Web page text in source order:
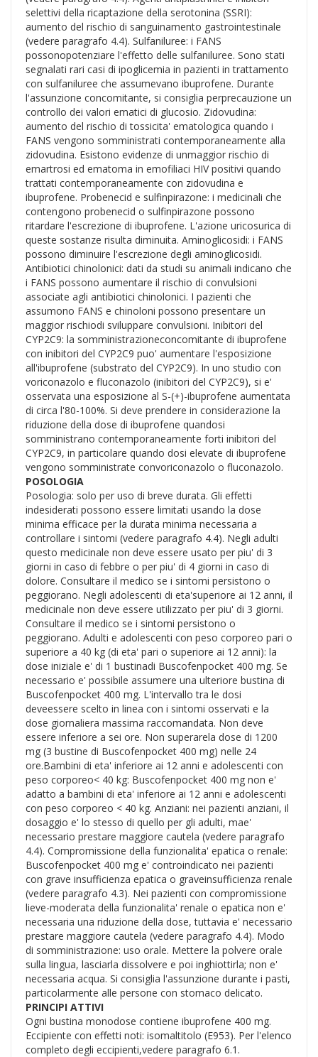
selettivi della ricaptazione della serotonina (SSRI):
aumento del rischio di sanguinamento gastrointestinale
(vedere paragrafo 4.4). Sulfaniluree: i FANS
possonopotenziare l'effetto delle sulfaniluree. Sono stati
segnalati rari casi di ipoglicemia in pazienti in trattamento
con sulfaniluree che assumevano ibuprofene. Durante
l'assunzione concomitante, si consiglia perprecauzione un
controllo dei valori ematici di glucosio. Zidovudina:
aumento del rischio di tossicita' ematologica quando i
FANS vengono somministrati contemporaneamente alla
zidovudina. Esistono evidenze di unmaggior rischio di
emartrosi ed ematoma in emofiliaci HIV positivi quando
trattati contemporaneamente con zidovudina e
ibuprofene. Probenecid e sulfinpirazone: i medicinali che
contengono probenecid o sulfinpirazone possono
ritardare l'escrezione di ibuprofene. L'azione uricosurica di
queste sostanze risulta diminuita. Aminoglicosidi: i FANS
possono diminuire l'escrezione degli aminoglicosidi.
Antibiotici chinolonici: dati da studi su animali indicano che
i FANS possono aumentare il rischio di convulsioni
associate agli antibiotici chinolonici. I pazienti che
assumono FANS e chinoloni possono presentare un
maggior rischiodi sviluppare convulsioni. Inibitori del
CYP2C9: la somministrazioneconcomitante di ibuprofene
con inibitori del CYP2C9 puo' aumentare l'esposizione
all'ibuprofene (substrato del CYP2C9). In uno studio con
voriconazolo e fluconazolo (inibitori del CYP2C9), si e'
osservata una esposizione al S-(+)-ibuprofene aumentata
di circa l'80-100%. Si deve prendere in considerazione la
riduzione della dose di ibuprofene quandosi
somministrano contemporaneamente forti inibitori del
CYP2C9, in particolare quando dosi elevate di ibuprofene
vengono somministrate convoriconazolo o fluconazolo.
POSOLOGIA
Posologia: solo per uso di breve durata. Gli effetti
indesiderati possono essere limitati usando la dose
minima efficace per la durata minima necessaria a
controllare i sintomi (vedere paragrafo 4.4). Negli adulti
questo medicinale non deve essere usato per piu' di 3
giorni in caso di febbre o per piu' di 4 giorni in caso di
dolore. Consultare il medico se i sintomi persistono o
peggiorano. Negli adolescenti di eta'superiore ai 12 anni, il
medicinale non deve essere utilizzato per piu' di 3 giorni.
Consultare il medico se i sintomi persistono o
peggiorano. Adulti e adolescenti con peso corporeo pari o
superiore a 40 kg (di eta' pari o superiore ai 12 anni): la
dose iniziale e' di 1 bustinadi Buscofenpocket 400 mg. Se
necessario e' possibile assumere una ulteriore bustina di
Buscofenpocket 400 mg. L'intervallo tra le dosi
deveessere scelto in linea con i sintomi osservati e la
dose giornaliera massima raccomandata. Non deve
essere inferiore a sei ore. Non superarela dose di 1200
mg (3 bustine di Buscofenpocket 400 mg) nelle 24
ore.Bambini di eta' inferiore ai 12 anni e adolescenti con
peso corporeo< 40 kg: Buscofenpocket 400 mg non e'
adatto a bambini di eta' inferiore ai 12 anni e adolescenti
con peso corporeo < 40 kg. Anziani: nei pazienti anziani, il
dosaggio e' lo stesso di quello per gli adulti, mae'
necessario prestare maggiore cautela (vedere paragrafo
4.4). Compromissione della funzionalita' epatica o renale:
Buscofenpocket 400 mg e' controindicato nei pazienti
con grave insufficienza epatica o graveinsufficienza renale
(vedere paragrafo 4.3). Nei pazienti con compromissione
lieve-moderata della funzionalita' renale o epatica non e'
necessaria una riduzione della dose, tuttavia e' necessario
prestare maggiore cautela (vedere paragrafo 4.4). Modo
di somministrazione: uso orale. Mettere la polvere orale
sulla lingua, lasciarla dissolvere e poi inghiottirla; non e'
necessaria acqua. Si consiglia l'assunzione durante i pasti,
particolarmente alle persone con stomaco delicato.
PRINCIPI ATTIVI
Ogni bustina monodose contiene ibuprofene 400 mg.
Eccipiente con effetti noti: isomaltitolo (E953). Per l'elenco
completo degli eccipienti,vedere paragrafo 6.1.